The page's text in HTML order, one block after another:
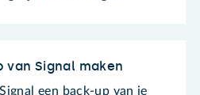
van Signal maken
een back-up van je